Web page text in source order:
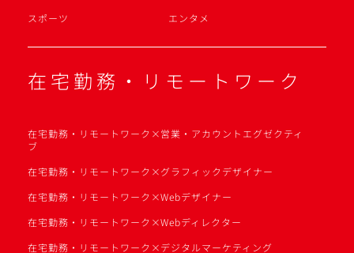
スポーツ
エンタメ
在宅勤務・リモートワーク
在宅勤務・リモートワーク×営業・アカウントエグゼクティ
ブ
在宅勤務・リモートワーク×グラフィックデザイナー
在宅勤務・リモートワーク×Webデザイナー
在宅勤務・リモートワーク×Webディレクター
在宅勤務・リモートワーク×デジタルマーケティング